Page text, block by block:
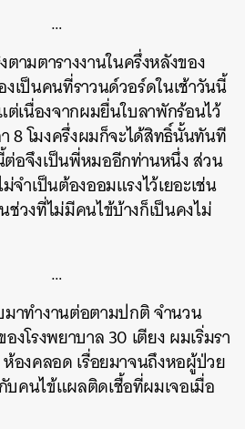
…
ามตารางงานในครึ่งหลังของ
เป็นคนที่ราวนด์วอร์ดในเช้าวันนี้
เนื่องจากผมยื่นใบลาพักร้อนไว้
8 โมงครึ่งผมก็จะได้สิทธิ์นั้นทันที
อจึงเป็นพี่หมออีกท่านหนึ่ง ส่วน
จำเป็นต้องออมแรงไว้เยอะเช่น
วงที่ไม่มีคนไข้บ้างก็เป็นคงไม่
…
าทำงานต่อตามปกติ จำนวน
งโรงพยาบาล 30 เตียง ผมเริ่มรา
องคลอด เรื่อยมาจนถึงหอผู้ป่วย
คนไข้แผลติดเชื้อที่ผมเจอเมื่อ